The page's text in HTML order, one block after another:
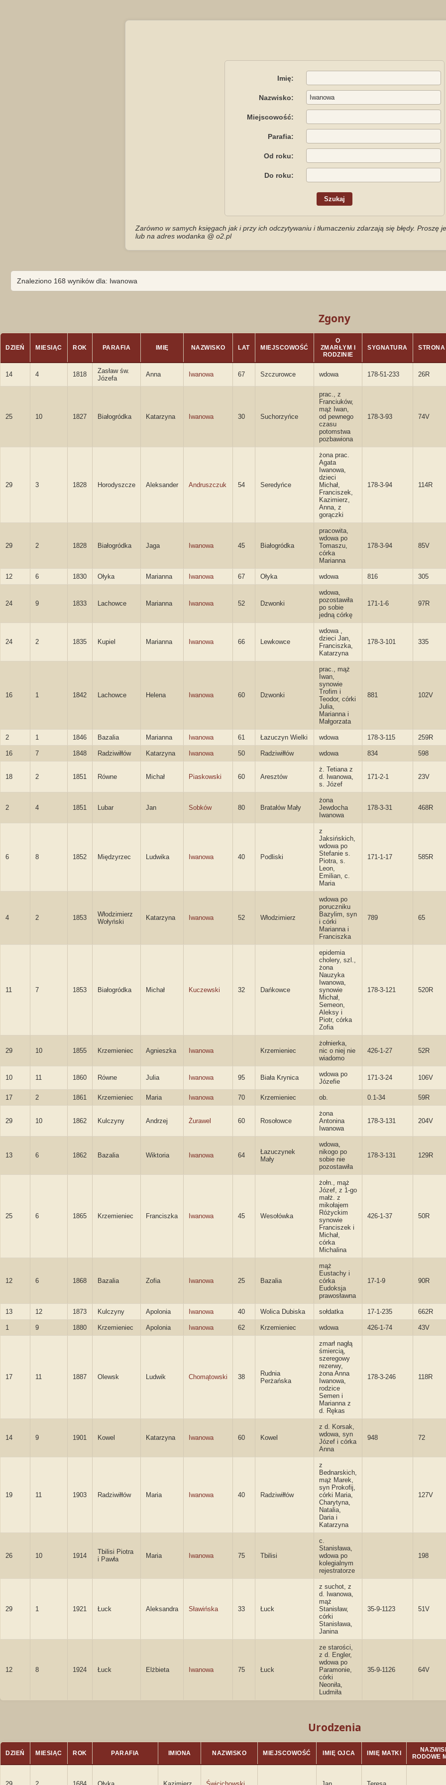
Imię:
Nazwisko:
Miejscowość:
Parafia:
Od roku:
Do roku:
Zarówno w samych księgach jak i przy ich odczytywaniu i tłumaczeniu zdarzają się błędy. Proszę
lub na adres wodanka @ o2.pl
Znaleziono 168 wyników dla: Iwanowa
Zgony
DZIEŃ MIESIĄC ROK PARAFIA IMIĘ NAZWISKO LAT MIEJSCOWOŚĆ
O
ZMARŁYM I
RODZINIE
SYGNATURA STRONA
14 4 1818
Zasław św.
Józefa
Anna Iwanowa 67 Szczurowce wdowa 178-51-233 26R
25 10 1827 Białogródka Katarzyna Iwanowa 30 Suchorzyńce
prac., z
Franciuków,
mąż Iwan,
od pewnego
czasu
potomstwa
pozbawiona
178-3-93 74V
29 3 1828 Horodyszcze Aleksander Andruszczuk 54 Seredyńce
żona prac.
Agata
Iwanowa,
dzieci
Michał,
Franciszek,
Kazimierz,
Anna, z
gorączki
178-3-94 114R
29 2 1828 Białogródka Jaga Iwanowa 45 Białogródka
pracowita,
wdowa po
Tomaszu,
córka
Marianna
178-3-94 85V
12 6 1830 Ołyka Marianna Iwanowa 67 Ołyka wdowa 816 305
24 9 1833 Lachowce Marianna Iwanowa 52 Dzwonki
wdowa,
pozostawiła
po sobie
jedną córkę
171-1-6 97R
24 2 1835 Kupiel Marianna Iwanowa 66 Lewkowce
wdowa ,
dzieci Jan,
Franciszka,
Katarzyna
178-3-101 335
16 1 1842 Lachowce Helena Iwanowa 60 Dzwonki
prac., mąż
Iwan,
synowie
Trofim i
Teodor, córki
Julia,
Marianna i
Małgorzata
881 102V
2 1 1846 Bazalia Marianna Iwanowa 61 Łazuczyn Wielki wdowa 178-3-115 259R
16 7 1848 Radziwiłłów Katarzyna Iwanowa 50 Radziwiłłów wdowa 834 598
18 2 1851 Równe Michał Piaskowski 60 Aresztów
ż. Tetiana z
d. Iwanowa,
s. Józef
171-2-1 23V
2 4 1851 Lubar Jan Sobków 80 Bratałów Mały
żona
Jewdocha
Iwanowa
178-3-31 468R
6 8 1852 Międzyrzec Ludwika Iwanowa 40 Podliski
z
Jaksińskich,
wdowa po
Stefanie s.
Piotra, s.
Leon,
Emilian, c.
Maria
171-1-17 585R
4 2 1853
Włodzimierz
Wołyński
Katarzyna Iwanowa 52 Włodzimierz
wdowa po
poruczniku
Bazylim, syn
i córki
Marianna i
Franciszka
789 65
11 7 1853 Białogródka Michał Kuczewski 32 Dańkowce
epidemia
cholery, szl.,
żona
Nauzyka
Iwanowa,
synowie
Michał,
Semeon,
Aleksy i
Piotr, córka
Zofia
178-3-121 520R
29 10 1855 Krzemieniec Agnieszka Iwanowa Krzemieniec
żołnierka,
nic o niej nie
wiadomo
426-1-27 52R
10 11 1860 Równe Julia Iwanowa 95 Biała Krynica
wdowa po
Józefie
171-3-24 106V
17 2 1861 Krzemieniec Maria Iwanowa 70 Krzemieniec ob. 0.1-34 59R
29 10 1862 Kulczyny Andrzej Żurawel 60 Rosołowce
żona
Antonina
Iwanowa
178-3-131 204V
13 6 1862 Bazalia Wiktoria Iwanowa 64
Łazuczynek
Mały
wdowa,
nikogo po
sobie nie
pozostawiła
178-3-131 129R
25 6 1865 Krzemieniec Franciszka Iwanowa 45 Wesołówka
żołn., mąż
Józef, z 1-go
małż. z
mikołajem
Różyckim
synowie
Franciszek i
Michał,
córka
Michalina
426-1-37 50R
12 6 1868 Bazalia Zofia Iwanowa 25 Bazalia
mąż
Eustachy i
córka
Eudoksja
prawosławna
17-1-9 90R
13 12 1873 Kulczyny Apolonia Iwanowa 40 Wolica Dubiska sołdatka 17-1-235 662R
1 9 1880 Krzemieniec Apolonia Iwanowa 62 Krzemieniec wdowa 426-1-74 43V
17 11 1887 Olewsk Ludwik Chomątowski 38
Rudnia
Perżańska
zmarł nagłą
śmiercią,
szeregowy
rezerwy,
żona Anna
Iwanowa,
rodzice
Semen i
Marianna z
d. Rękas
178-3-246 118R
14 9 1901 Kowel Katarzyna Iwanowa 60 Kowel
z d. Korsak,
wdowa, syn
Józef i córka
Anna
948 72
19 11 1903 Radziwiłłów Maria Iwanowa 40 Radziwiłłów
z
Bednarskich,
mąż Marek,
syn Prokofij,
córki Maria,
Charytyna,
Natalia,
Daria i
Katarzyna
127V
26 10 1914
Tbilisi Piotra
i Pawła
Maria Iwanowa 75 Tbilisi
c.
Stanisława,
wdowa po
kolegialnym
rejestratorze
198
29 1 1921 Łuck Aleksandra Sławińska 33 Łuck
z suchot, z
d. Iwanowa,
mąż
Stanisław,
córki
Stanisława,
Janina
35-9-1123 51V
12 8 1924 Łuck Elżbieta Iwanowa 75 Łuck
ze starości,
z d. Engler,
wdowa po
Paramonie,
córki
Neoniła,
Ludmiła
35-9-1126 64V
Urodzenia
DZIEŃ MIESIĄC ROK PARAFIA IMIONA NAZWISKO MIEJSCOWOŚĆ IMIĘ OJCA IMIĘ MATKI
RODOWE